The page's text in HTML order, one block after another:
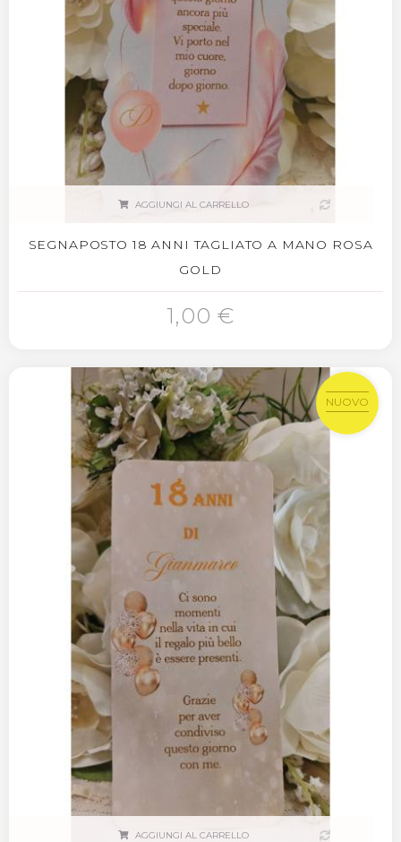
AGGIUNGI AL CARRELLO
SEGNAPOSTO 18 ANNI TAGLIATO A MANO ROSA
GOLD
1,00 €
NUOVO
AGGIUNGI AL CARRELLO